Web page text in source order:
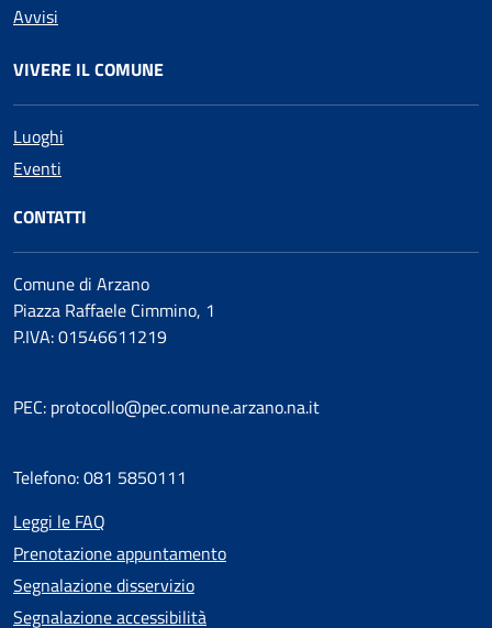
Avvisi
VIVERE IL COMUNE
Luoghi
Eventi
CONTATTI
Comune di Arzano
Piazza Raffaele Cimmino, 1
P.IVA: 01546611219
PEC: protocollo@pec.comune.arzano.na.it
Telefono: 081 5850111
Leggi le FAQ
Prenotazione appuntamento
Segnalazione disservizio
Segnalazione accessibilità